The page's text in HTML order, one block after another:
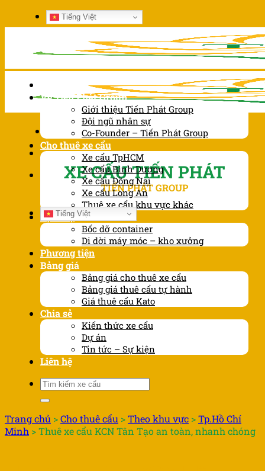
Chuyển
đến
Tiếng Việt
XE CẨU TIẾN PHÁT
TIẾN PHÁT GROUP
Tiếng Việt
Về Tiến Phát Group
Giới thiệu Tiến Phát Group
Đội ngũ nhân sự
Co-Founder – Tiến Phát Group
Cho thuê xe cẩu
Xe cẩu TpHCM
Xe cẩu Bình Dương
Xe cẩu Đồng Nai
Xe cẩu Long An
Thuê xe cẩu khu vực khác
Dịch vụ
Bốc dỡ container
Di dời máy móc – kho xưởng
Phương tiện
Bảng giá
Bảng giá cho thuê xe cẩu
Bảng giá thuê cẩu tự hành
Giá thuê cẩu Kato
Chia sẻ
Kiến thức xe cẩu
Dự án
Tin tức – Sự kiện
Liên hệ
Tìm
Trang chủ >Cho thuê cẩu >Theo khu vực >Tp.Hồ Chí
Minh >Thuê xe cẩu KCN Tân Tạo an toàn, nhanh chóng